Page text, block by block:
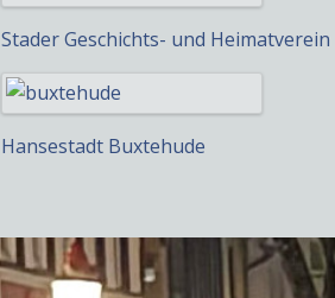
Stader Geschichts- und Heimatverein
Hansestadt Buxtehude